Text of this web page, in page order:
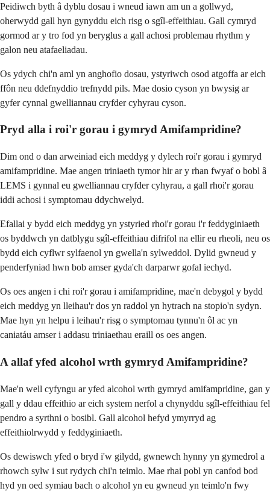
Peidiwch byth â dyblu dosau i wneud iawn am un a gollwyd,
oherwydd gall hyn gynyddu eich risg o sgîl-effeithiau. Gall cymryd
gormod ar y tro fod yn beryglus a gall achosi problemau rhythm y
galon neu atafaeliadau.
Os ydych chi'n aml yn anghofio dosau, ystyriwch osod atgoffa ar eich
ffôn neu ddefnyddio trefnydd pils. Mae dosio cyson yn bwysig ar
gyfer cynnal gwelliannau cryfder cyhyrau cyson.
Pryd alla i roi'r gorau i gymryd Amifampridine?
Dim ond o dan arweiniad eich meddyg y dylech roi'r gorau i gymryd
amifampridine. Mae angen triniaeth tymor hir ar y rhan fwyaf o bobl â
LEMS i gynnal eu gwelliannau cryfder cyhyrau, a gall rhoi'r gorau
iddi achosi i symptomau ddychwelyd.
Efallai y bydd eich meddyg yn ystyried rhoi'r gorau i'r feddyginiaeth
os byddwch yn datblygu sgîl-effeithiau difrifol na ellir eu rheoli, neu os
bydd eich cyflwr sylfaenol yn gwella'n sylweddol. Dylid gwneud y
penderfyniad hwn bob amser gyda'ch darparwr gofal iechyd.
Os oes angen i chi roi'r gorau i amifampridine, mae'n debygol y bydd
eich meddyg yn lleihau'r dos yn raddol yn hytrach na stopio'n sydyn.
Mae hyn yn helpu i leihau'r risg o symptomau tynnu'n ôl ac yn
caniatáu amser i addasu triniaethau eraill os oes angen.
A allaf yfed alcohol wrth gymryd Amifampridine?
Mae'n well cyfyngu ar yfed alcohol wrth gymryd amifampridine, gan y
gall y ddau effeithio ar eich system nerfol a chynyddu sgîl-effeithiau fel
pendro a syrthni o bosibl. Gall alcohol hefyd ymyrryd ag
effeithiolrwydd y feddyginiaeth.
Os dewiswch yfed o bryd i'w gilydd, gwnewch hynny yn gymedrol a
rhowch sylw i sut rydych chi'n teimlo. Mae rhai pobl yn canfod bod
hyd yn oed symiau bach o alcohol yn eu gwneud yn teimlo'n fwy